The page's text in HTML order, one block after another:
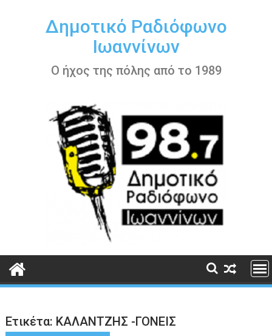
περιεχόμενοΔημοτικό Ραδιόφωνο
Ιωαννίνων
Ο ήχος της πόλης από το 1989
Ετικέτα: ΚΑΛΑΝΤΖΗΣ -ΓΟΝΕΙΣ